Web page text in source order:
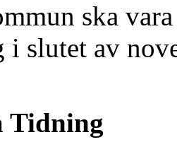
ska
i slutet av
Tidning